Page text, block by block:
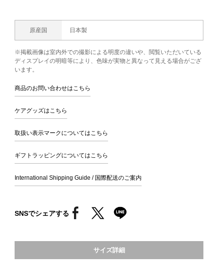
原産国 日本製
※掲載画像は室内外での撮影による明度の違いや、閲覧いただいている
ディスプレイの明暗等により、色味が実物と異なって見える場合がござ
います。
商品のお問い合わせはこちら
ケアグッズはこちら
取扱い表示マークについてはこちら
ギフトラッピングについてはこちら
International Shipping Guide / 国際配送のご案内
SNSでシェアする
サイズ詳細